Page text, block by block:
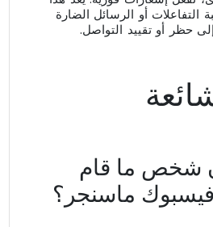
أو الرسائل الضارة
حظر أو تقييد التواصل.
شخص ما قام
ماسنجر؟